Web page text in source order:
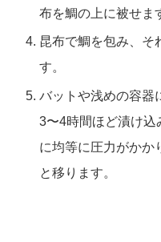
布を鯛の上に被せま
昆布で鯛を包み、そ
す。
バットや浅めの容器
3〜4時間ほど漬け込
に均等に圧力がかか
と移ります。